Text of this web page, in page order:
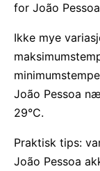
for João
Ikke mye
João Pessoa
29°C.
Praktisk tips:
João Pessoa